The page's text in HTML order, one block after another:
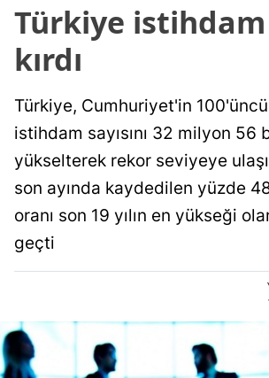
Türkiye
kırdı
Türkiye, Cumhuriyet'in 100'üncü
istihdam sayısını 32 milyon 56
yükselterek rekor seviyeye
son ayında kaydedilen yüzde
oranı son 19 yılın en yükseği
geçti